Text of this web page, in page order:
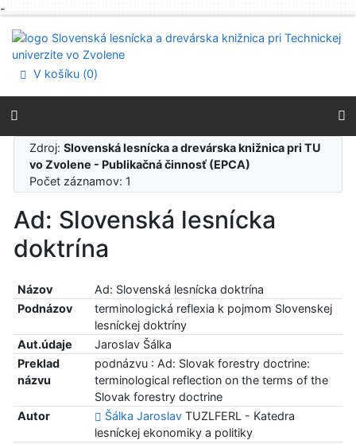
-
Prejsť na menu
Prehlásenie o webovej prístupnosti
V košíku (0)
Zdroj:Slovenská lesnícka a drevárska knižnica pri TU
vo Zvolene - Publikačná činnosť (EPCA)
Počet záznamov: 1
Ad: Slovenská lesnícka
doktrína
Názov
Ad: Slovenská lesnícka doktrína
Podnázov
terminologická reflexia k pojmom Slovenskej
lesníckej doktríny
Aut.údaje
Jaroslav Šálka
Preklad
názvu
podnázvu : Ad: Slovak forestry doctrine:
terminological reflection on the terms of the
Slovak forestry doctrine
Autor
Šálka JaroslavTUZLFERL - Katedra
lesníckej ekonomiky a politiky